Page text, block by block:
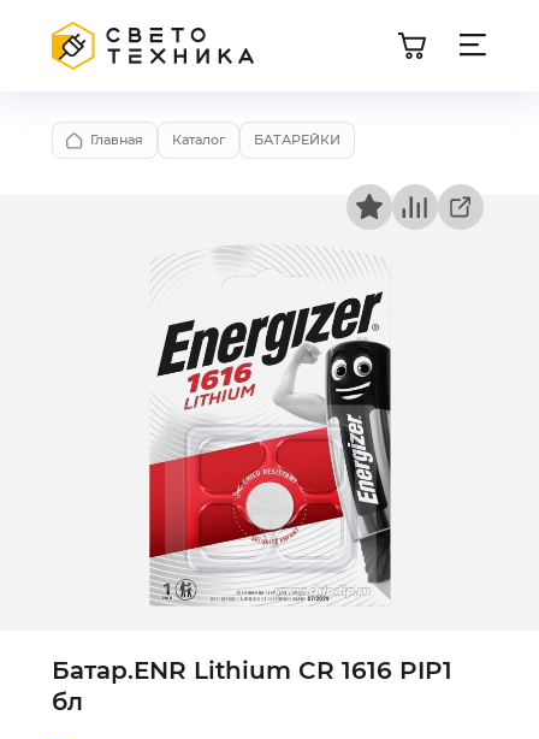
Главная Каталог БАТАРЕЙКИ
Батар.ENR Lithium CR 1616 PIP1
бл